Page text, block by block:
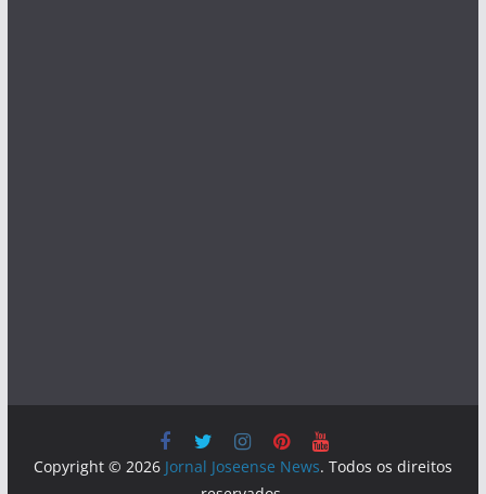
Copyright © 2026 Jornal Joseense News. Todos os direitos